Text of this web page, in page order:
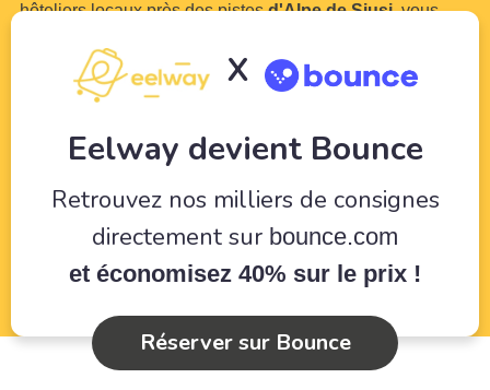
hôteliers locaux près des pistesd'Alpe de Siusi, vous
bagage près d'Alpe de Siusi
marcher avec vos grosses chaussures...Lire plus
X
Eelway devient Bounce
Retrouvez nos milliers de consignes
directement sur bounce.com
et économisez 40% sur le prix !
Réserver sur Bounce